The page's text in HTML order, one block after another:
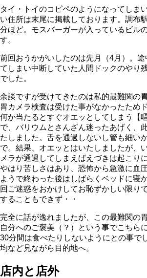
タイ・トイのコピペのようになってしま
い住所は末尾に掲載しております。調布
分ほど。モスバーガーが入っているビル
す。
前回おうかがいしたのは先月（4月）。
てしまい中断していた人間ドックのやり
でした。
余談ですが受けてきたのは私的最難関の
胃カメラ検査は受けた事がなかったため
何か当たるとすぐオエッとしてしまう【
で、バリウムとさんざん迷ったあげく、
たしました。舌を通過しないし管も細い
で。結果、オエッとはいたしましたが、
メラが通過してしまえばえづきは起こり
やはり苦しさはあり、恐怖から急激に血
ようで終わった後はしばらくベッドに寝
回ご迷惑をおかけしてお恥ずかしい限り
することもできず・・
完全に話が逸れましたが、この最難関の
自分へのご褒美（？）という事でこちら
30分間は食べたりしないようにとの事で
均など見ながら目的地へ。
店内と店外